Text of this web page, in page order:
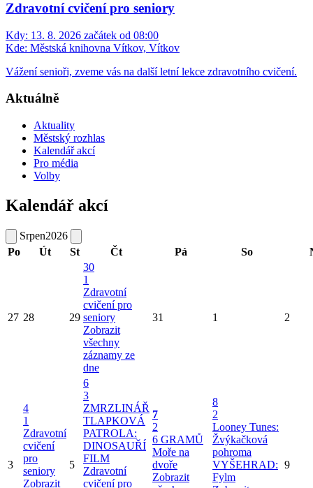
Zdravotní cvičení pro seniory
Kdy: 13. 8. 2026 začátek od 08:00
Kde: Městská knihovna Vítkov, Vítkov
Vážení senioři, zveme vás na další letní lekce zdravotního cvičení.
Aktuálně
Aktuality
Městský rozhlas
Kalendář akcí
Pro média
Volby
Kalendář akcí
Srpen2026
Po
Út St Čt Pá So
27 28 29
30
1
Zdravotní
cvičení pro
seniory
Zobrazit
všechny
záznamy ze
dne
31 1 2
3
4
1
Zdravotní
cvičení
pro
seniory
Zobrazit
5
6
3
ZMRZLINÁŘ
TLAPKOVÁ
PATROLA:
DINOSAUŘÍ
FILM
Zdravotní
cvičení pro
7
2
6 GRAMŮ
Moře na
dvoře
Zobrazit
8
2
Looney Tunes:
Žvýkačková
pohroma
VYŠEHRAD:
Fylm
9